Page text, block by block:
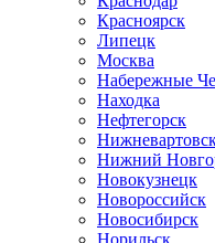
Красноярск
Липецк
Москва
Набережные
Находка
Нефтегорск
Нижний
Новокузнецк
Новороссийск
Новосибирск
Норильск